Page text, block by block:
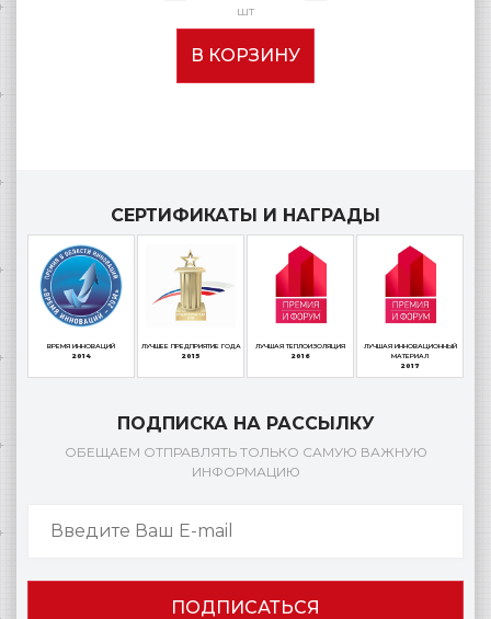
шт
В КОРЗИНУ
СЕРТИФИКАТЫ И НАГРАДЫ
ВРЕМЯ ИННОВАЦИЙ
2014
ЛУЧШЕЕ ПРЕДПРИЯТИЕ ГОДА
2015
ЛУЧШАЯ ТЕПЛОИЗОЛЯЦИЯ
2016
ЛУЧШАЯ ИННОВАЦИОННЫЙ
МАТЕРИАЛ
2017
ПОДПИСКА НА РАССЫЛКУ
ОБЕЩАЕМ ОТПРАВЛЯТЬ ТОЛЬКО САМУЮ ВАЖНУЮ
ИНФОРМАЦИЮ
ПОДПИСАТЬСЯ